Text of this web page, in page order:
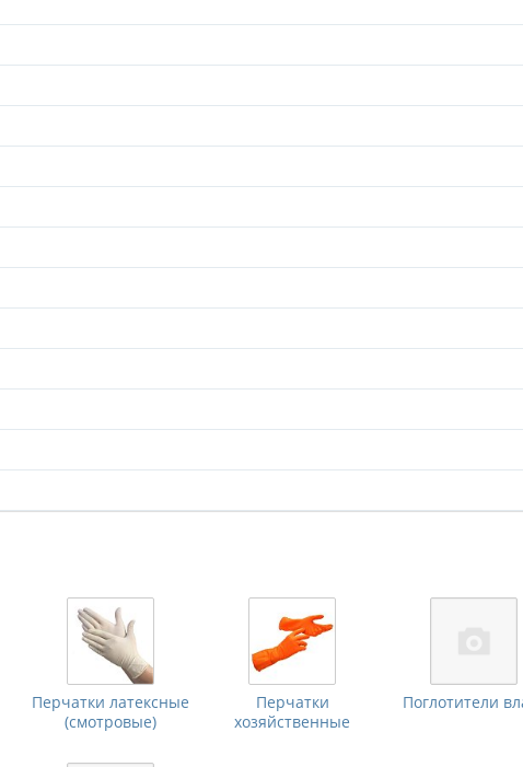
Перчатки латексные
(смотровые)
Перчатки
хозяйственные
Поглотители